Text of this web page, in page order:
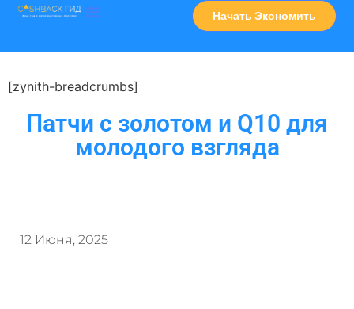
Начать Экономить
[zynith-breadcrumbs]
Патчи с золотом и Q10 для
молодого взгляда
12 Июня, 2025